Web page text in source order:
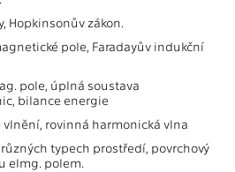
Hopkinsonův zákon.
pole, Faradayův indukční
pole, úplná soustava
bilance energie
rovinná harmonická vlna
typech prostředí, povrchový
elmg. polem.